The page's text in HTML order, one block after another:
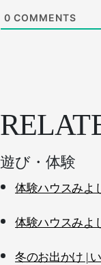
0 COMMENTS
遊び・体験
体験ハウスみよ
体験ハウスみよ
冬のお出かけ |